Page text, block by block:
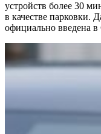
устройств более 30
в качестве парковки.
официально введена в